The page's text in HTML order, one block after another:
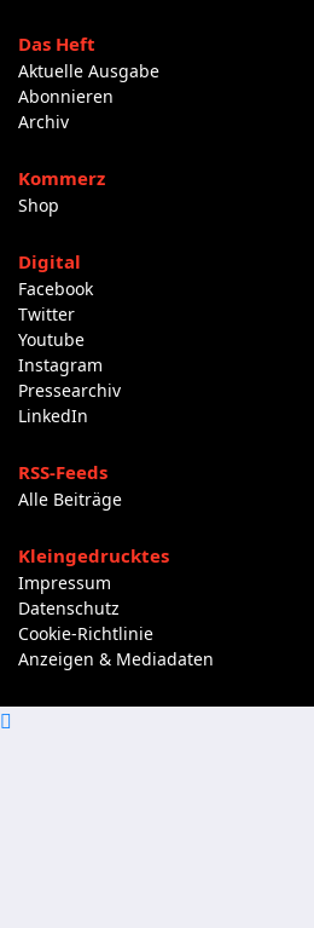
Das Heft
Aktuelle Ausgabe
Abonnieren
Archiv
Kommerz
Shop
Digital
Facebook
Twitter
Youtube
Instagram
Pressearchiv
LinkedIn
RSS-Feeds
Alle Beiträge
Kleingedrucktes
Impressum
Datenschutz
Cookie-Richtlinie
Anzeigen & Mediadaten